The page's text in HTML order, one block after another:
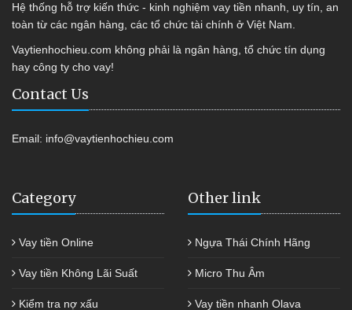
Hệ thống hỗ trợ kiến thức - kinh nghiệm vay tiền nhanh, uy tín, an
toàn từ các ngân hàng, các tổ chức tài chính ở Việt Nam.
Vaytienhochieu.com không phải là ngân hàng, tổ chức tín dụng
hay công ty cho vay!
Contact Us
Email: info@vaytienhochieu.com
Category
Vay tiền Online
Vay tiền Không Lãi Suất
Kiểm tra nợ xấu
Other link
Ngựa Thái Chính Hãng
Micro Thu Âm
Vay tiền nhanh Olava